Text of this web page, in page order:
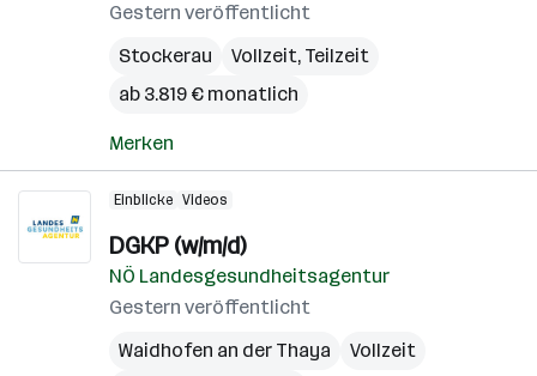
Gestern veröffentlicht
Stockerau
Vollzeit, Teilzeit
ab 3.819 € monatlich
Merken
Einblicke Videos
DGKP (w/m/d)
NÖ Landesgesundheitsagentur
Gestern veröffentlicht
Waidhofen an der Thaya
Vollzeit